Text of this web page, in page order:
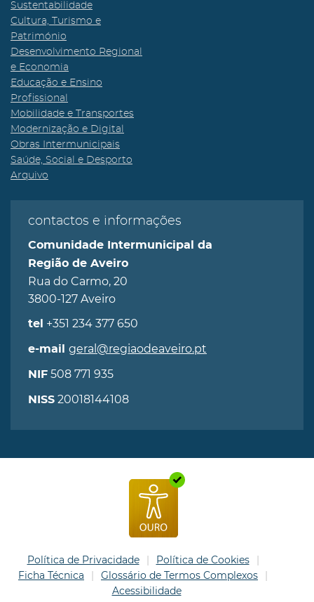
Sustentabilidade
Cultura, Turismo e
Património
Desenvolvimento Regional
e Economia
Educação e Ensino
Profissional
Mobilidade e Transportes
Modernização e Digital
Obras Intermunicipais
Saúde, Social e Desporto
Arquivo
contactos e informações
Comunidade Intermunicipal da
Região de Aveiro
Rua do Carmo, 20
3800-127 Aveiro
tel +351 234 377 650
e-mail geral@regiaodeaveiro.pt
NIF 508 771 935
NISS 20018144108
Política de Privacidade
Política de Cookies
Ficha Técnica
Glossário de Termos Complexos
Acessibilidade